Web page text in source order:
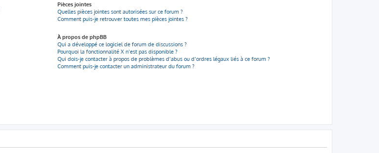
Pièces jointes
Quelles pièces jointes sont autorisées sur ce forum ?
Comment puis-je retrouver toutes mes pièces jointes ?
À propos de phpBB
Qui a développé ce logiciel de forum de discussions ?
Pourquoi la fonctionnalité X n’est pas disponible ?
Qui dois-je contacter à propos de problèmes d’abus ou d’ordres légaux liés à ce forum ?
Comment puis-je contacter un administrateur du forum ?